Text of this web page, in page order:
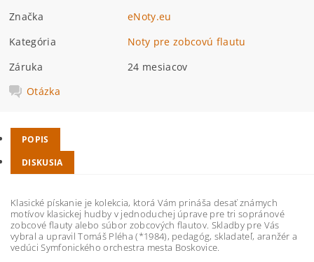
Značka
eNoty.eu
Kategória
Noty pre zobcovú flautu
Záruka
24 mesiacov
Otázka
POPIS
DISKUSIA
Klasické pískanie je kolekcia, ktorá Vám prináša desať známych
motívov klasickej hudby v jednoduchej úprave pre tri sopránové
zobcové flauty alebo súbor zobcových flautov. Skladby pre Vás
vybral a upravil Tomáš Pléha (*1984), pedagóg, skladateľ, aranžér a
vedúci Symfonického orchestra mesta Boskovice.